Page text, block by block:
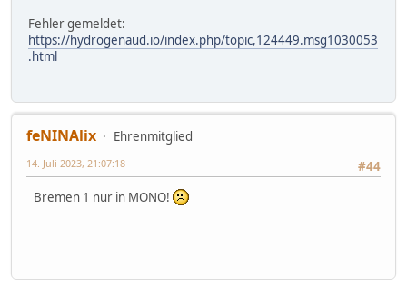
Fehler gemeldet:
https://hydrogenaud.io/index.php/topic,124449.msg1030053
.html
feNINAlix
Ehrenmitglied
#44
14. Juli 2023, 21:07:18
Bremen 1 nur in MONO!